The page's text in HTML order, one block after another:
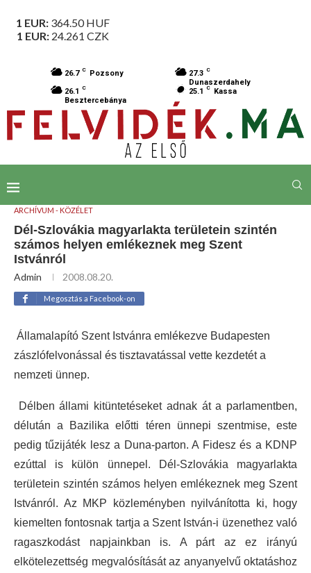
1 EUR: 364.50HUF
1 EUR: 24.261 CZK
26.7 C Pozsony 27.3 C
Dunaszerdahely
26.1 C
Besztercebánya
25.1 C Kassa
ARCHÍVUM - KÖZÉLET
Dél-Szlovákia magyarlakta területein szintén
számos helyen emlékeznek meg Szent
Istvánról
Admin 2008.08.20.
Megosztás a Facebook-on
Államalapító Szent Istvánra emlékezve Budapesten
zászlófelvonással és tisztavatással vette kezdetét a
nemzeti ünnep.
Délben állami kitüntetéseket adnak át a parlamentben,
délután a Bazilika előtti téren ünnepi szentmise, este
pedig tűzijáték lesz a Duna-parton. A Fidesz és a KDNP
ezúttal is külön ünnepel. Dél-Szlovákia magyarlakta
területein szintén számos helyen emlékeznek meg Szent
Istvánról. Az MKP közleményben nyilvánította ki, hogy
kiemelten fontosnak tartja a Szent István-i üzenethez való
ragaszkodást napjainkban is. A párt az ez irányú
elkötelezettség megvalósítását az anyanyelvű oktatáshoz